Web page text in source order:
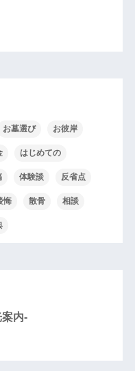
お墓選び お彼岸
はじめての
体験談 反省点
悔 散骨 相談
内-